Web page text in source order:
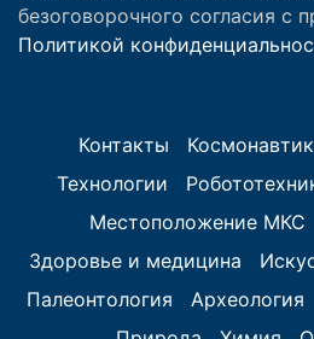
безоговорочного согласия с
Политикой
Контакты
Технологии
Местоположение МКС
Здоровье и медицина
Палеонтология
Археология